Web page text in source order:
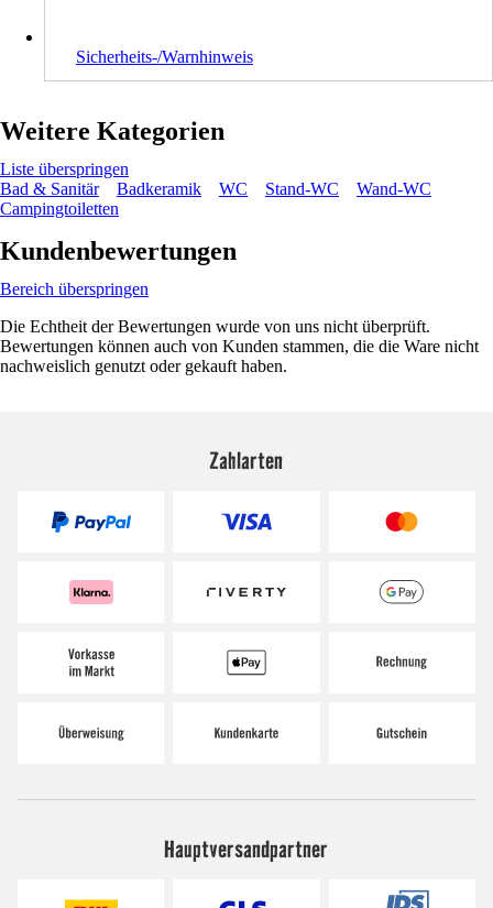
Sicherheits-/Warnhinweis
Weitere Kategorien
Liste überspringen
Bad & Sanitär
Badkeramik WC Stand-WC
Wand-WC
Campingtoiletten
Kundenbewertungen
Bereich überspringen
Die Echtheit der Bewertungen wurde von uns nicht überprüft.
Bewertungen können auch von Kunden stammen, die die Ware nicht
nachweislich genutzt oder gekauft haben.
Zahlarten
Hauptversandpartner